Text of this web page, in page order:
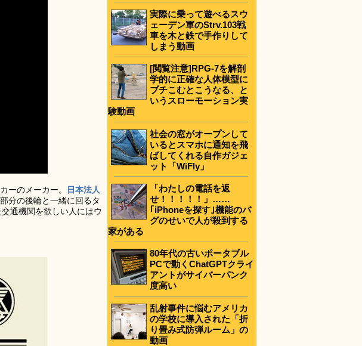
ーのメーカー。
日本法人
分の後輪と一緒に回るタ
通機関を欲しい人にはウ
実際に乗って遊べるスウ
ェーデン軍のStrv.103戦
車を木と鉄で手作りして
しまう動画
[閲覧注意]RPG-7を解剖
学的に正確な人体模型に
ブチこむとこうなる、と
いうスローモーション実
験動画
社会の窓がオープンして
いるとスマホに通知を飛
ばしてくれる自作ガジェ
ット「WiFly」
「わたしの電話を返
せ！！！！！」……
｢iPhoneを探す｣機能のバ
グのせいで人が殺到する
家がある
80年代の古いポータブル
PCで動くChatGPTクライ
アントがサイバーパンク
度高い
乱射事件に悩むアメリカ
の学校に導入された「折
り畳み式防弾ルーム」の
動画